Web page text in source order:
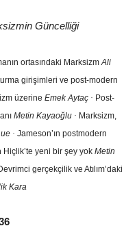
Güncelliği
ortasındaki MarksizmAli
girişimleri ve post-modern
üzerine Emek Aytaç · Post-
Metin Kayaoğlu · Marksizm,
· Jameson’ın postmodern
Hiçlik’te yeni bir şey yok Metin
gerçekçilik ve Atılım’daki
Kara